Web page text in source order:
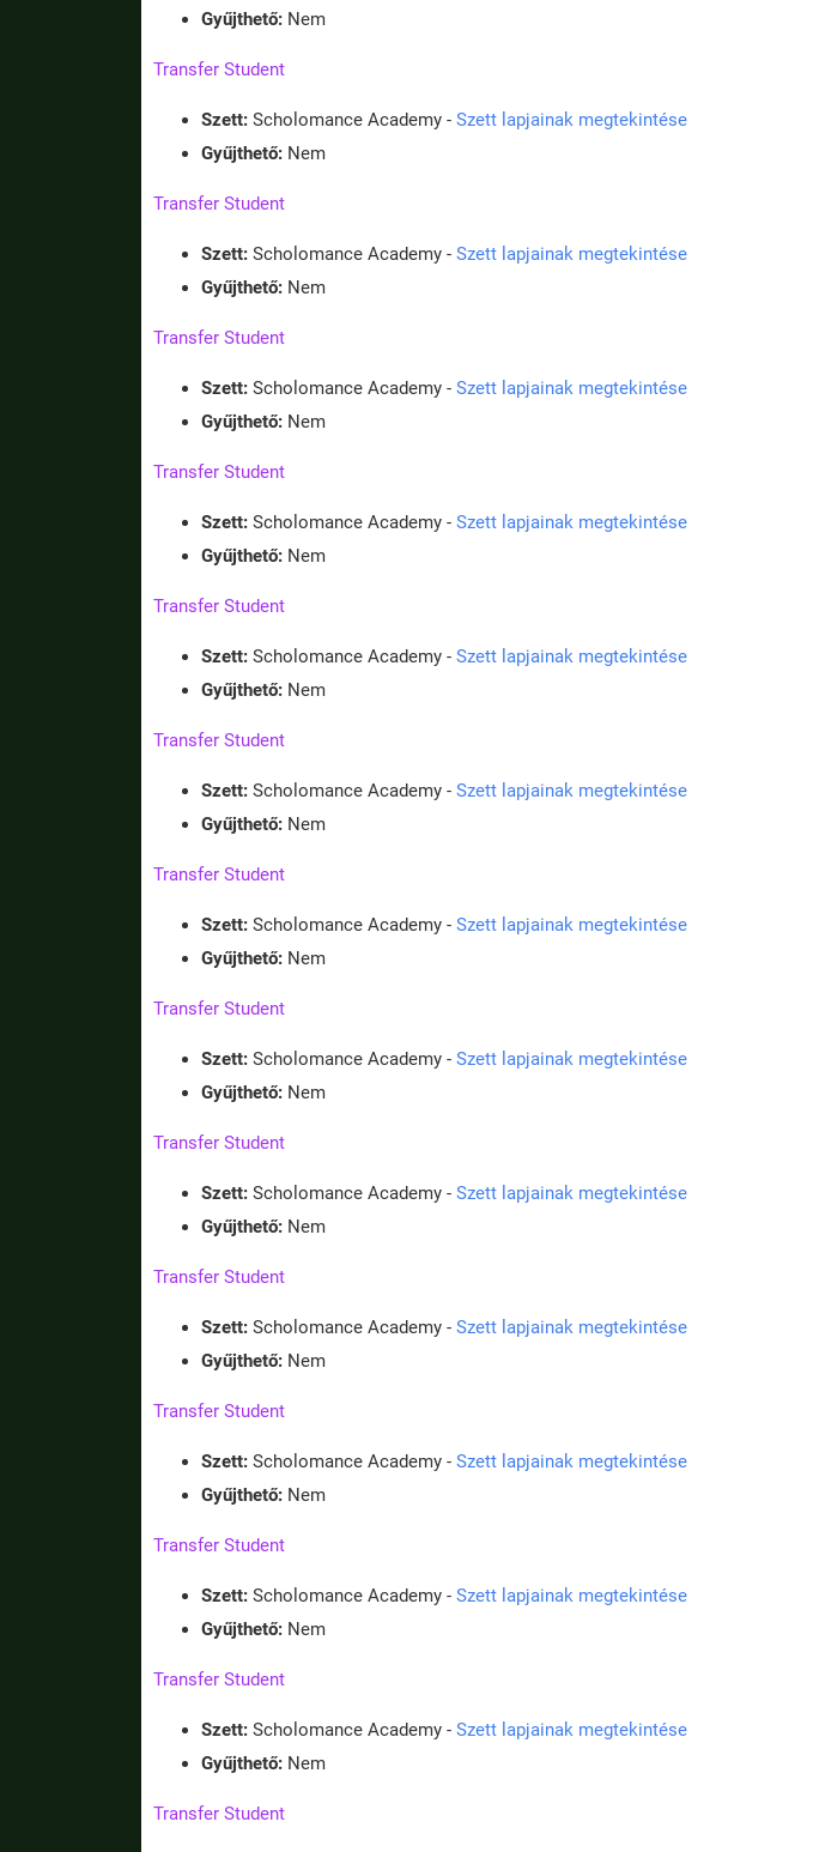
Gyűjthető: Nem
Transfer Student
Szett: Scholomance Academy - Szett lapjainak megtekintése
Gyűjthető: Nem
Transfer Student
Szett: Scholomance Academy - Szett lapjainak megtekintése
Gyűjthető: Nem
Transfer Student
Szett: Scholomance Academy - Szett lapjainak megtekintése
Gyűjthető: Nem
Transfer Student
Szett: Scholomance Academy - Szett lapjainak megtekintése
Gyűjthető: Nem
Transfer Student
Szett: Scholomance Academy - Szett lapjainak megtekintése
Gyűjthető: Nem
Transfer Student
Szett: Scholomance Academy - Szett lapjainak megtekintése
Gyűjthető: Nem
Transfer Student
Szett: Scholomance Academy - Szett lapjainak megtekintése
Gyűjthető: Nem
Transfer Student
Szett: Scholomance Academy - Szett lapjainak megtekintése
Gyűjthető: Nem
Transfer Student
Szett: Scholomance Academy - Szett lapjainak megtekintése
Gyűjthető: Nem
Transfer Student
Szett: Scholomance Academy - Szett lapjainak megtekintése
Gyűjthető: Nem
Transfer Student
Szett: Scholomance Academy - Szett lapjainak megtekintése
Gyűjthető: Nem
Transfer Student
Szett: Scholomance Academy - Szett lapjainak megtekintése
Gyűjthető: Nem
Transfer Student
Szett: Scholomance Academy - Szett lapjainak megtekintése
Gyűjthető: Nem
Transfer Student